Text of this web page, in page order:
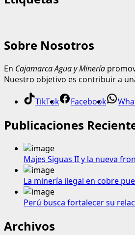
Sobre Nosotros
En Cajamarca Agua y Minería
Nuestro objetivo es contribuir a
TikTok Facebook
Publicaciones
Majes Siguas II y la nueva
La minería ilegal en cobre
Perú busca fortalecer su
Archivos